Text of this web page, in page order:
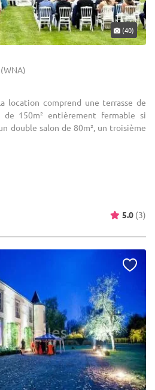
(40)
location comprend une terrasse de
150m² entièrement fermable si
double salon de 80m², un troisième
5.0 (3)